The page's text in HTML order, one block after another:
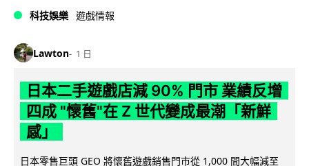
科技娛樂 遊戲情報
Lawton 1 日
日本二手遊戲店減 90% 門市 業績反增
四成 "懷舊"在 Z 世代變成最潮「新鮮
感」
日本零售巨頭 GEO 將懷舊遊戲銷售門市從 1,000 間大幅減至